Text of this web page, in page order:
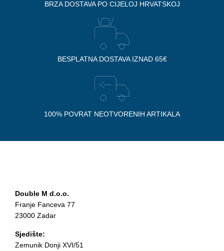
BRZA DOSTAVA PO CIJELOJ HRVATSKOJ
BESPLATNA DOSTAVA IZNAD 65€
100% POVRAT NEOTVORENIH ARTIKALA
Double M d.o.o.
Franje Fanceva 77
23000 Zadar
Sjedište:
Zemunik Donji XVI/51